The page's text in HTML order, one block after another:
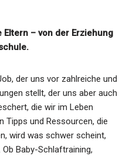
– von der Erziehung
der uns vor zahlreiche und
stellt, der uns aber auch
die wir im Leben
Tipps und Ressourcen, die
wird was schwer scheint,
Baby-Schlaftraining,